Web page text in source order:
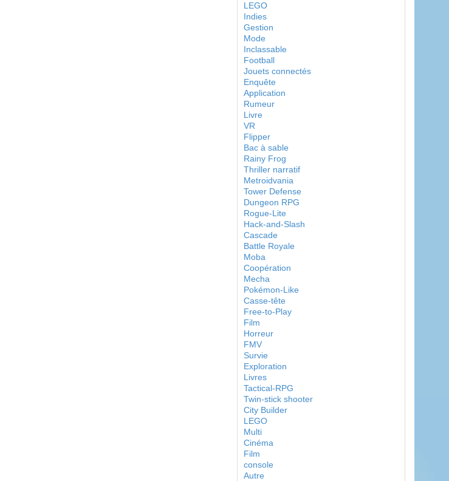
LEGO
Indies
Gestion
Mode
Inclassable
Football
Jouets connectés
Enquête
Application
Rumeur
Livre
VR
Flipper
Bac à sable
Rainy Frog
Thriller narratif
Metroidvania
Tower Defense
Dungeon RPG
Rogue-Lite
Hack-and-Slash
Cascade
Battle Royale
Moba
Coopération
Mecha
Pokémon-Like
Casse-tête
Free-to-Play
Film
Horreur
FMV
Survie
Exploration
Livres
Tactical-RPG
Twin-stick shooter
City Builder
LEGO
Multi
Cinéma
Film
console
Autre